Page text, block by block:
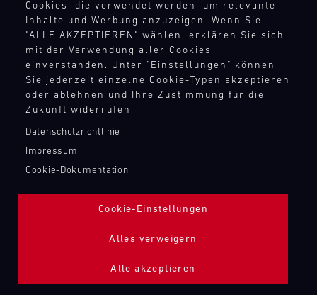
Cookies, die verwendet werden, um relevante
Inhalte und Werbung anzuzeigen. Wenn Sie
"ALLE AKZEPTIEREN" wählen, erklären Sie sich
mit der Verwendung aller Cookies
einverstanden. Unter "Einstellungen" können
Sie jederzeit einzelne Cookie-Typen akzeptieren
oder ablehnen und Ihre Zustimmung für die
Zukunft widerrufen.
Datenschutzrichtlinie
Impressum
Cookie-Dokumentation
Cookie-Einstellungen
Alles verweigern
Alle akzeptieren
Bild